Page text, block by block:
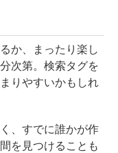
か、まったり楽し
次第。検索タグを
りやすいかもしれ
、すでに誰かが作
を見つけることも